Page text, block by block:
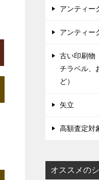
アンティー
アンティー
古い印刷物
チラベル、
ど）
矢立
高額査定対
オススメの